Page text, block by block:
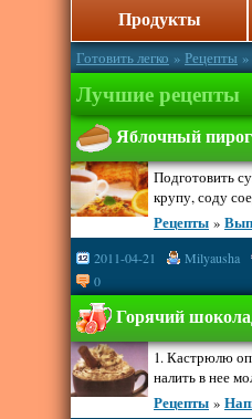
Продукты
Готовить легко » Рецепты
Лучшие рецепты
Яблочный пирог
Подготовить
крупу, соду
Рецепты »
2011-04-21 Milyausha
0
Горячий
1. Кастрюлю
налить в нее
Рецепты »